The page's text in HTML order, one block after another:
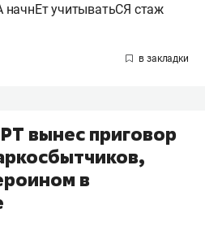
учитыватьСЯ стаж
вынес приговор
в